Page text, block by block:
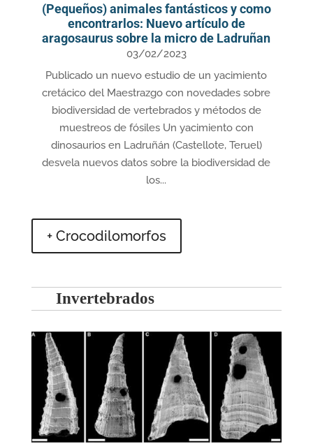
(Pequeños) animales fantásticos y como
encontrarlos: Nuevo artículo de
aragosaurus sobre la micro de Ladruñan
03/02/2023
Publicado un nuevo estudio de un yacimiento
cretácico del Maestrazgo con novedades sobre
biodiversidad de vertebrados y métodos de
muestreos de fósiles Un yacimiento con
dinosaurios en Ladruñán (Castellote, Teruel)
desvela nuevos datos sobre la biodiversidad de
los...
+ Crocodilomorfos
Invertebrados